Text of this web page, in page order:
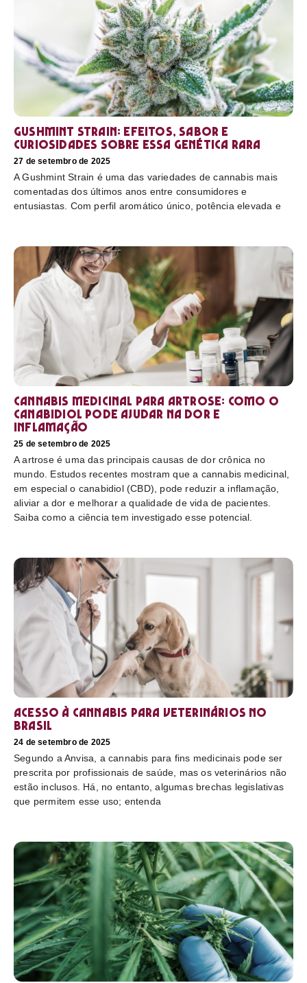
Gushmint Strain: efeitos, sabor e
curiosidades sobre essa genética rara
27 de setembro de 2025
A Gushmint Strain é uma das variedades de cannabis mais
comentadas dos últimos anos entre consumidores e
entusiastas. Com perfil aromático único, potência elevada e
Cannabis medicinal para artrose: como o
canabidiol pode ajudar na dor e
inflamação
25 de setembro de 2025
A artrose é uma das principais causas de dor crônica no
mundo. Estudos recentes mostram que a cannabis medicinal,
em especial o canabidiol (CBD), pode reduzir a inflamação,
aliviar a dor e melhorar a qualidade de vida de pacientes.
Saiba como a ciência tem investigado esse potencial.
Acesso à cannabis para veterinários no
Brasil
24 de setembro de 2025
Segundo a Anvisa, a cannabis para fins medicinais pode ser
prescrita por profissionais de saúde, mas os veterinários não
estão inclusos. Há, no entanto, algumas brechas legislativas
que permitem esse uso; entenda